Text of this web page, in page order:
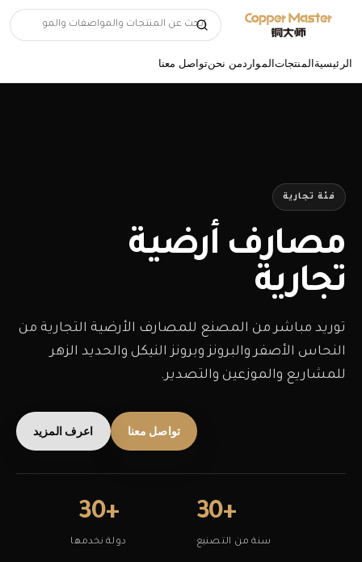
الرئيسيةالمنتجاتالمواردمن نحنتواصل معنا
فئة تجارية
مصارف أرضية
تجارية
توريد مباشر من المصنع للمصارف الأرضية التجارية من
النحاس الأصفر والبرونز وبرونز النيكل والحديد الزهر
للمشاريع والموزعين والتصدير.
تواصل معنا اعرف المزيد
+30
سنة من التصنيع
+30
دولة نخدمها